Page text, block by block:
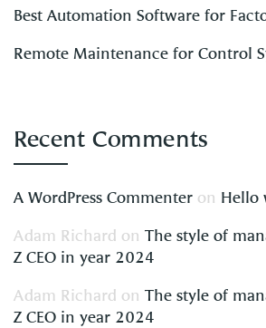
Best Automation Software for
Remote Maintenance for Control
Recent Comments
A WordPress Commenter on Hello
Adam Richard on The style of
Z CEO in year 2024
Adam Richard on The style of
Z CEO in year 2024